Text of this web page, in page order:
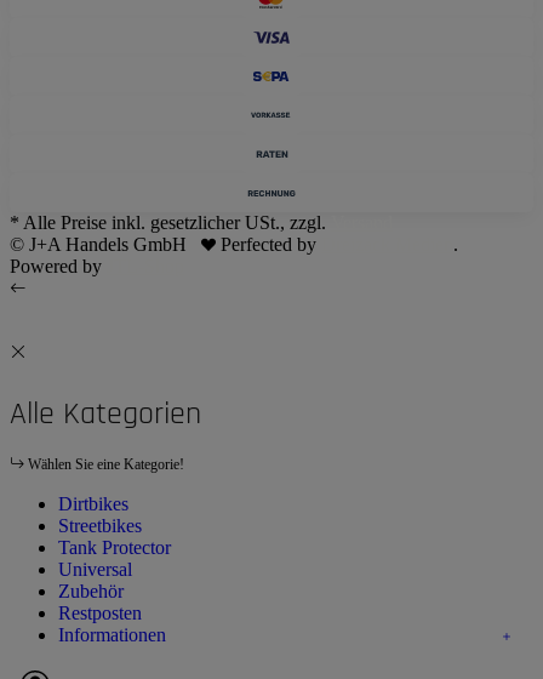
* Alle Preise inkl. gesetzlicher USt., zzgl.
© J+A Handels GmbH
Perfected by
.
Powered by
Alle Kategorien
Wählen Sie eine Kategorie!
Dirtbikes
Streetbikes
Tank Protector
Universal
Zubehör
Restposten
Informationen